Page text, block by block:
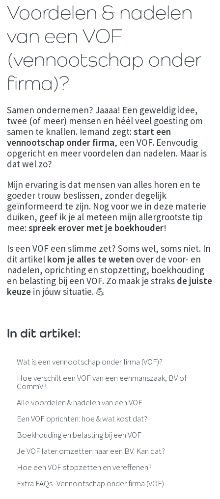
Voordelen & nadelen
van een VOF
(vennootschap onder
firma)?
Samen ondernemen? Jaaaa! Een geweldig idee,
twee (of meer) mensen en héél veel goesting om
samen te knallen. Iemand zegt:start een
vennootschap onder firma, een VOF. Eenvoudig
opgericht en meer voordelen dan nadelen. Maar is
dat wel zo?
Mijn ervaring is dat mensen van alles horen en te
goeder trouw beslissen, zonder degelijk
geïnformeerd te zijn. Nog voor we in deze materie
duiken, geef ik je al meteen mijn allergrootste tip
mee:spreek erover met je boekhouder!
Is een VOF een slimme zet? Soms wel, soms niet. In
dit artikel kom je alles te weten over de voor- en
nadelen, oprichting en stopzetting, boekhouding
en belasting bij een VOF. Zo maak je straks de juiste
keuze in jóuw situatie. 💪
In dit artikel:
Wat is een vennootschap onder firma (VOF)?
Hoe verschilt een VOF van een eenmanszaak, BV of
CommV?
Alle voordelen & nadelen van een VOF
Een VOF oprichten: hoe & wat kost dat?
Boekhouding en belasting bij een VOF
Je VOF later omzetten naar een BV. Kan dat?
Hoe een VOF stopzetten en vereffenen?
Extra FAQs -Vennootschap onder firma (VOF)